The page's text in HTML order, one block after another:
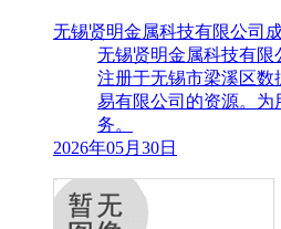
无锡贤明金属科技有限公司
无锡贤明金属科技有限
注册于无锡市梁溪区数
易有限公司的资源。为
务。
2026年05月30日